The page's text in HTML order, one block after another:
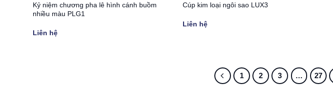
Kỷ niệm chương pha lê hình cánh buồm
nhiều màu PLG1
Liên hệ
Cúp kim loại ngôi sao LUX3
Liên hệ
1 2 3 … 27